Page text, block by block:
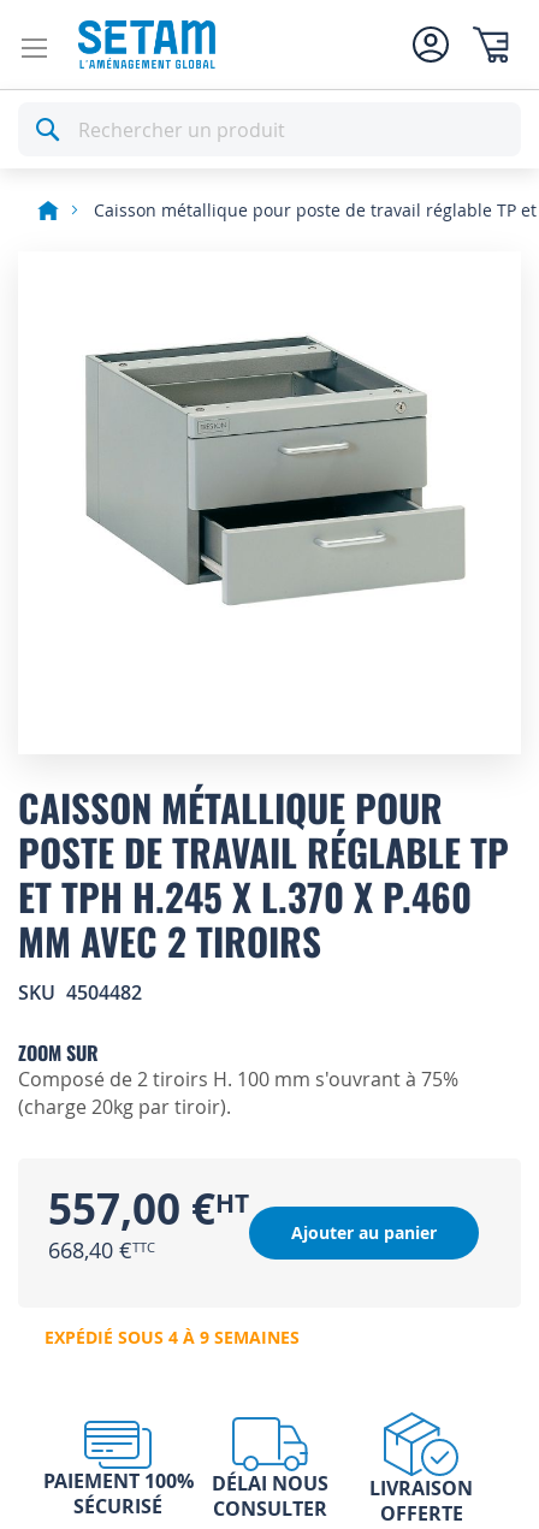
Rechercher
Caisson métallique pour poste de travail réglable TP et
to
the
beginning
of
the
images
gallery
CAISSON MÉTALLIQUE POUR
POSTE DE TRAVAIL RÉGLABLE TP
ET TPH H.245 X L.370 X P.460
MM AVEC 2 TIROIRS
SKU 4504482
ZOOM SUR
Composé de 2 tiroirs H. 100 mm s'ouvrant à 75%
(charge 20kg par tiroir).
557,00 €
668,40 €
Ajouter au panier
EXPÉDIÉ SOUS 4 À 9 SEMAINES
PAIEMENT 100%
SÉCURISÉ
DÉLAI NOUS
CONSULTER
LIVRAISON
OFFERTE